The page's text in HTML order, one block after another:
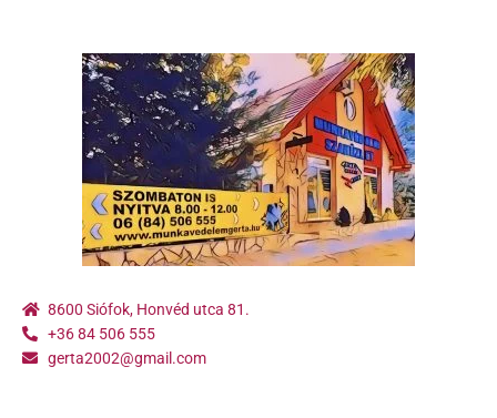
8600 Siófok, Honvéd utca 81.
+36 84 506 555
gerta2002@gmail.com